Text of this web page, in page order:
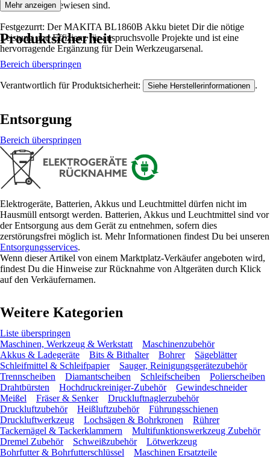
Werkzeuge angewiesen sind.
Festgezurrt: Der MAKITA BL1860B Akku bietet Dir die nötige
Leistung und Effizienz für anspruchsvolle Projekte und ist eine
hervorragende Ergänzung für Dein Werkzeugarsenal.
Mehr anzeigen
Produktsicherheit
Bereich überspringen
Verantwortlich für Produktsicherheit: Siehe Herstellerinformationen .
Entsorgung
Bereich überspringen
Elektrogeräte, Batterien, Akkus und Leuchtmittel dürfen nicht im
Hausmüll entsorgt werden. Batterien, Akkus und Leuchtmittel sind vor
der Entsorgung aus dem Gerät zu entnehmen, sofern dies
zerstörungsfrei möglich ist. Mehr Informationen findest Du bei unseren
Entsorgungsservices.
Wenn dieser Artikel von einem Marktplatz-Verkäufer angeboten wird,
findest Du die Hinweise zur Rücknahme von Altgeräten durch Klick
auf den Verkäufernamen.
Weitere Kategorien
Liste überspringen
Maschinen, Werkzeug & Werkstatt
Maschinenzubehör
Akkus & Ladegeräte
Bits & Bithalter Bohrer
Sägeblätter
Schleifmittel & Schleifpapier
Sauger, Reinigungsgerätezubehör
Trennscheiben
Diamantscheiben Schleifscheiben
Polierscheiben
Drahtbürsten
Hochdruckreiniger-Zubehör
Gewindeschneider
Meißel
Fräser & Senker
Druckluftnaglerzubehör
Druckluftzubehör
Heißluftzubehör
Führungsschienen
Druckluftwerkzeug
Lochsägen & Bohrkronen
Rührer
Tackernägel & Tackerklammern
Multifunktionswerkzeug Zubehör
Dremel Zubehör
Schweißzubehör
Lötwerkzeug
Bohrfutter & Bohrfutterschlüssel
Maschinen Ersatzteile